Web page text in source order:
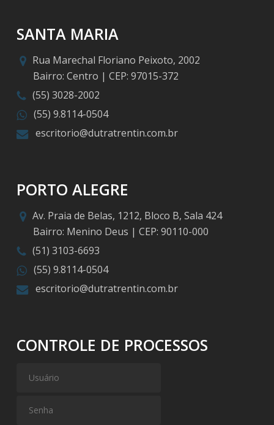
SANTA MARIA
Rua Marechal Floriano Peixoto, 2002
Bairro: Centro | CEP: 97015-372
(55) 3028-2002
(55) 9.8114-0504
escritorio@dutratrentin.com.br
PORTO ALEGRE
Av. Praia de Belas, 1212, Bloco B, Sala 424
Bairro: Menino Deus | CEP: 90110-000
(51) 3103-6693
(55) 9.8114-0504
escritorio@dutratrentin.com.br
CONTROLE DE PROCESSOS